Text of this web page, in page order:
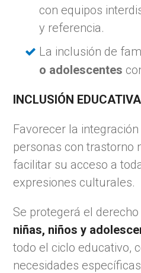
con equipos
y referencia.
La inclusión de
o adolescentes
INCLUSIÓN
Favorecer la
personas con trastorno
facilitar su acceso a
expresiones culturales.
Se protegerá el
niñas, niños y
todo el ciclo educativo,
necesidades